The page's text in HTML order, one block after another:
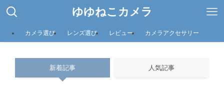
ゆゆねこカメラ
カメラ選び レンズ選び レビュー カメラアクセサリー
新着記事 人気記事